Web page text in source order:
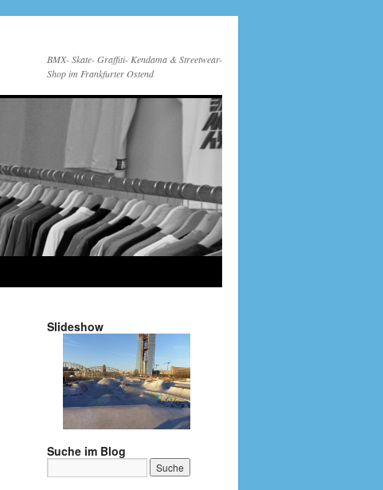
BMX- Skate- Graffiti- Kendama & Streetwear-
Shop im Frankfurter Ostend
Slideshow
Suche im Blog